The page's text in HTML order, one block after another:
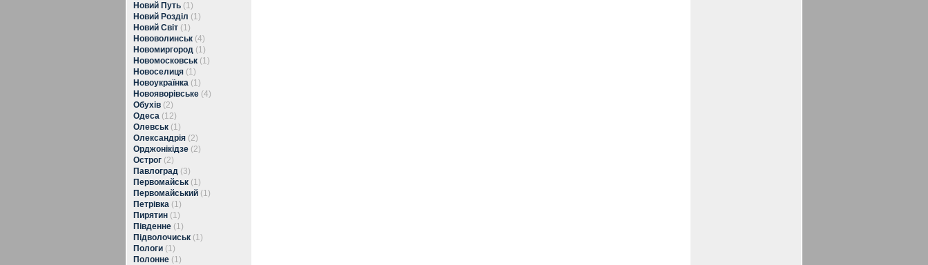
Новий Путь (1)
Новий Розділ (1)
Новий Світ (1)
Нововолинськ (4)
Новомиргород (1)
Новомосковськ (1)
Новоселиця (1)
Новоукраїнка (1)
Новояворівське (4)
Обухів (2)
Одеса (12)
Олевськ (1)
Олександрія (2)
Орджонікідзе (2)
Острог (2)
Павлоград (3)
Первомайськ (1)
Первомайський (1)
Петрівка (1)
Пирятин (1)
Південне (1)
Підволочиськ (1)
Пологи (1)
Полонне (1)